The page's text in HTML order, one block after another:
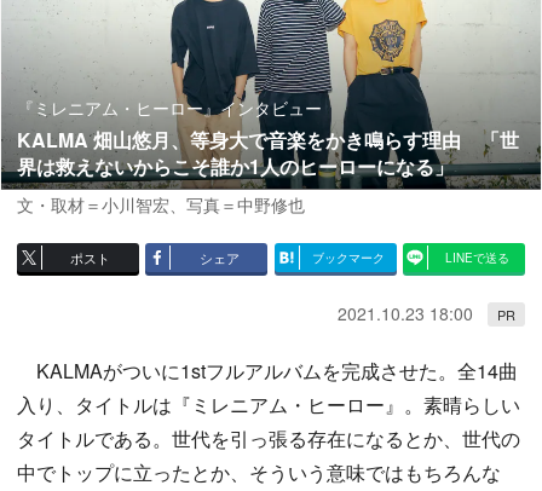
『ミレニアム・ヒーロー』インタビュー
KALMA 畑山悠月、等身大で音楽をかき鳴らす理由 「世
界は救えないからこそ誰か1人のヒーローになる」
文・取材＝小川智宏、 写真＝中野修也
ポスト シェア ブックマーク LINEで送る
2021.10.23 18:00 PR
KALMAがついに1stフルアルバムを完成させた。全14曲
入り、タイトルは『ミレニアム・ヒーロー』。素晴らしい
タイトルである。世代を引っ張る存在になるとか、世代の
中でトップに立ったとか、そういう意味ではもちろんな